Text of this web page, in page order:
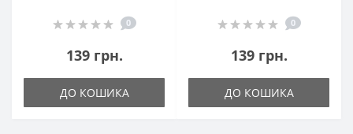
0
139 грн.
ДО КОШИКА
0
139 грн.
ДО КОШИКА